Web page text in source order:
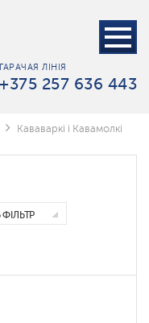
ГАРАЧАЯ ЛІНІЯ
+375 257 636 443
Кававаркі і Кавамолкі